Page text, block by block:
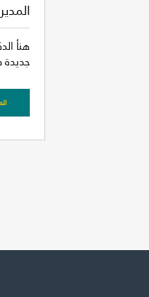
هنأ
جديدة